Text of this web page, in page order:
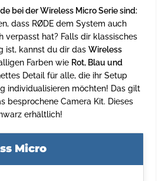
bei der Wireless Micro Serie sind:
dass RØDE dem System auch
verpasst hat? Falls dir klassisches
ist, kannst du dir dasWireless
Farben wie Rot, Blau und
Detail für alle, die ihr Setup
individualisieren möchten! Das gilt
besprochene Camera Kit. Dieses
erhältlich!
Micro